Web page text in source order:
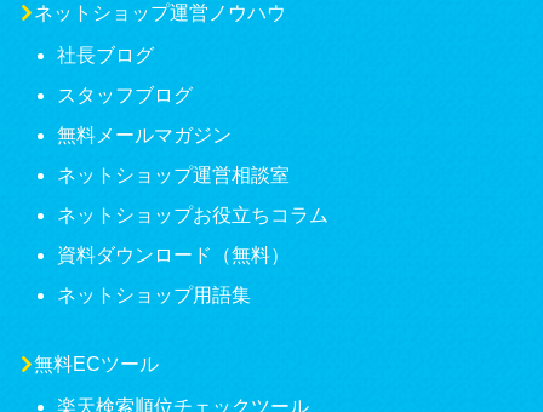
ネットショップ運営ノウハウ
社長ブログ
スタッフブログ
無料メールマガジン
ネットショップ運営相談室
ネットショップお役立ちコラム
資料ダウンロード（無料）
ネットショップ用語集
無料ECツール
楽天検索順位チェックツール